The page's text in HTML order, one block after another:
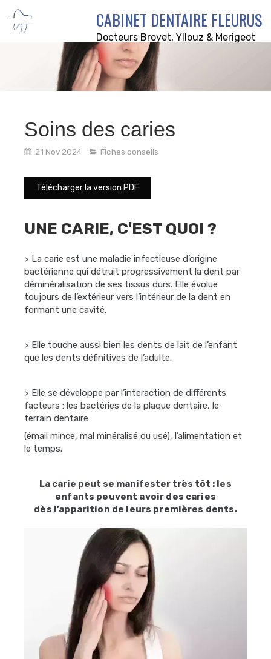
CABINET DENTAIRE FLEURUS
Docteurs Broyet, Yllouz & Merigeot
Soins des caries
21 Nov 2024 Fiches conseils
Télécharger la version PDF
UNE CARIE, C'EST QUOI ?
> La carie est une maladie infectieuse d’origine
bactérienne qui détruit progressivement la dent par
déminéralisation de ses tissus durs. Elle évolue
toujours de l’extérieur vers l’intérieur de la dent en
formant une cavité.
> Elle touche aussi bien les dents de lait de l’enfant
que les dents définitives de l’adulte.
> Elle se développe par l’interaction de différents
facteurs : les bactéries de la plaque dentaire, le
terrain dentaire
(émail mince, mal minéralisé ou usé), l’alimentation et
le temps.
La carie peut se manifester très tôt : les
enfants peuvent avoir des caries
dès l’apparition de leurs premières dents.